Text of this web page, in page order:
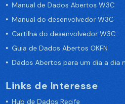
Manual de Dados Abertos W3C
Manual do desenvolvedor W3C
Cartilha do desenvolvedor W3C
Guia de Dados Abertos OKFN
Dados Abertos para um dia a dia
Links de Interesse
Hub de Dados Recife